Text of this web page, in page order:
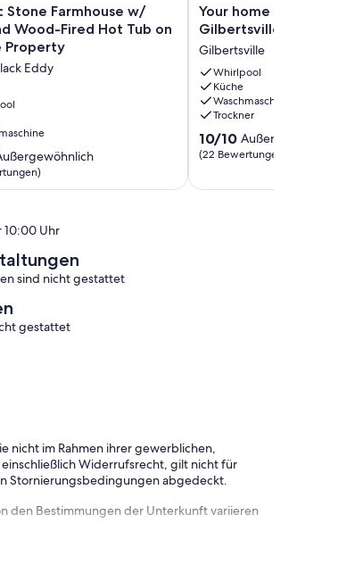
Stone Farmhouse w/
Wood-Fired Hot Tub on
Property
Eddy
Your
home
from
home
in
Gilbertsville,
PA
Gilbertsville
Your home away
Gilbertsville, PA
Gilbertsville
Whirlpool
Küche
Waschmaschine
Trockner
10.0
von
Außergewöhnlich,
10/10
(22 Bewertungen)
10:00 Uhr
sind nicht gestattet
gestattet
nicht im Rahmen ihrer gewerblichen,
Widerrufsrecht, gilt nicht für
Stornierungsbedingungen abgedeckt.
den Bestimmungen der Unterkunft variieren